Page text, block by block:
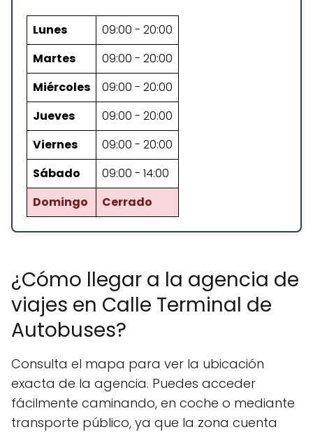
Lunes
09:00 - 20:00
Martes
09:00 - 20:00
Miércoles
09:00 - 20:00
Jueves
09:00 - 20:00
Viernes
09:00 - 20:00
Sábado
09:00 - 14:00
Domingo
Cerrado
¿Cómo llegar a la agencia de
viajes en Calle Terminal de
Autobuses?
Consulta el mapa para ver la ubicación
exacta de la agencia. Puedes acceder
fácilmente caminando, en coche o mediante
transporte público, ya que la zona cuenta